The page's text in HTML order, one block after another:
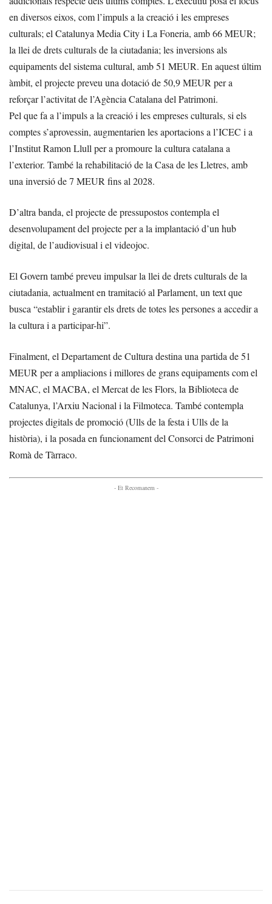
en diversos eixos, com l’impuls a la creació i les empreses
culturals; el Catalunya Media City i La Foneria, amb 66 MEUR;
la llei de drets culturals de la ciutadania; les inversions als
equipaments del sistema cultural, amb 51 MEUR. En aquest últim
àmbit, el projecte preveu una dotació de 50,9 MEUR per a
reforçar l’activitat de l’Agència Catalana del Patrimoni.
Pel que fa a l’impuls a la creació i les empreses culturals, si els
comptes s’aprovessin, augmentarien les aportacions a l’ICEC i a
l’Institut Ramon Llull per a promoure la cultura catalana a
l’exterior. També la rehabilitació de la Casa de les Lletres, amb
una inversió de 7 MEUR fins al 2028.
D’altra banda, el projecte de pressupostos contempla el
desenvolupament del projecte per a la implantació d’un hub
digital, de l’audiovisual i el videojoc.
El Govern també preveu impulsar la llei de drets culturals de la
ciutadania, actualment en tramitació al Parlament, un text que
busca “establir i garantir els drets de totes les persones a accedir a
la cultura i a participar-hi”.
Finalment, el Departament de Cultura destina una partida de 51
MEUR per a ampliacions i millores de grans equipaments com el
MNAC, el MACBA, el Mercat de les Flors, la Biblioteca de
Catalunya, l’Arxiu Nacional i la Filmoteca. També contempla
projectes digitals de promoció (Ulls de la festa i Ulls de la
història), i la posada en funcionament del Consorci de Patrimoni
Romà de Tàrraco.
- Et Recomanem -